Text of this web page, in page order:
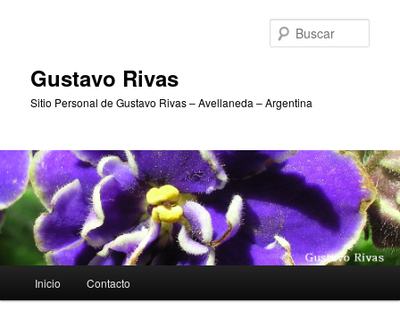
Gustavo Rivas
Sitio Personal de Gustavo Rivas – Avellaneda – Argentina
principal
Inicio Contacto